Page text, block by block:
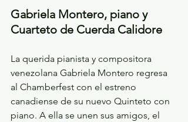
Gabriela Montero, piano y
Cuarteto de Cuerda Calidore
La querida pianista y compositora
venezolana Gabriela Montero regresa
al Chamberfest con el estreno
canadiense de su nuevo Quinteto con
piano. A ella se unen sus amigos, el